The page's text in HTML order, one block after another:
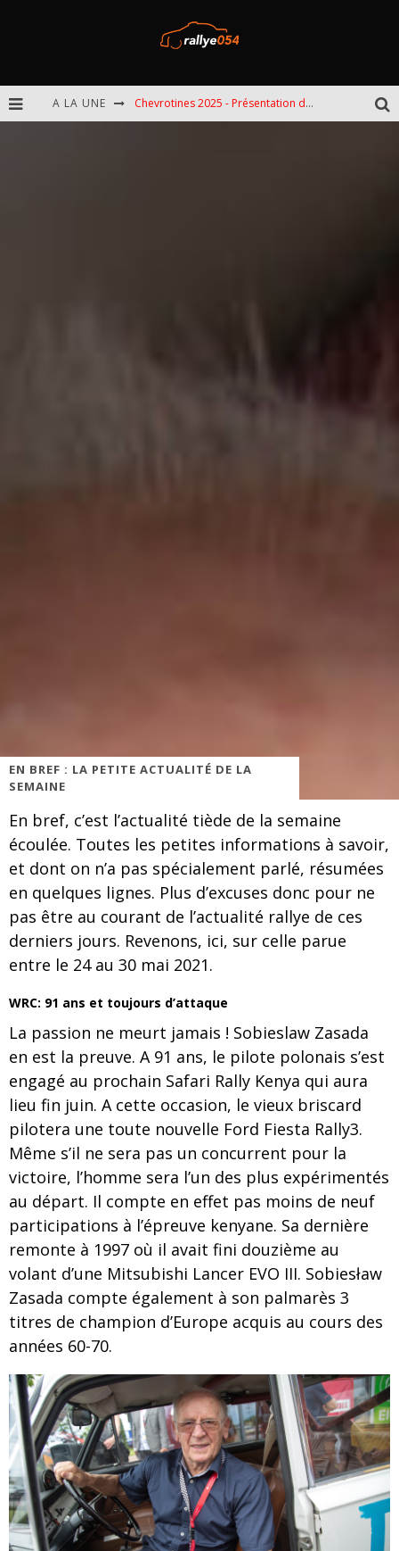
A LA UNE Chevrotines 2025 - Présentation de l'épreuve
EN BREF : LA PETITE ACTUALITÉ DE LA
SEMAINE
En bref, c’est l’actualité tiède de la semaine
écoulée. Toutes les petites informations à savoir,
et dont on n’a pas spécialement parlé, résumées
en quelques lignes. Plus d’excuses donc pour ne
pas être au courant de l’actualité rallye de ces
derniers jours. Revenons, ici, sur celle parue
entre le 24 au 30 mai 2021.
WRC: 91 ans et toujours d’attaque
La passion ne meurt jamais ! Sobieslaw Zasada
en est la preuve. A 91 ans, le pilote polonais s’est
engagé au prochain Safari Rally Kenya qui aura
lieu fin juin. A cette occasion, le vieux briscard
pilotera une toute nouvelle Ford Fiesta Rally3.
Même s’il ne sera pas un concurrent pour la
victoire, l’homme sera l’un des plus expérimentés
au départ. Il compte en effet pas moins de neuf
participations à l’épreuve kenyane. Sa dernière
remonte à 1997 où il avait fini douzième au
volant d’une Mitsubishi Lancer EVO III. Sobiesław
Zasada compte également à son palmarès 3
titres de champion d’Europe acquis au cours des
années 60-70.